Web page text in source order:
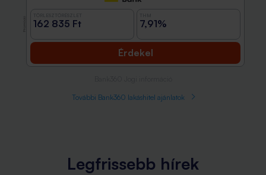
162 835 Ft 7,91%
Érdekel
További Bank360 lakáshitel ajánlatok
Legfrissebb hírek